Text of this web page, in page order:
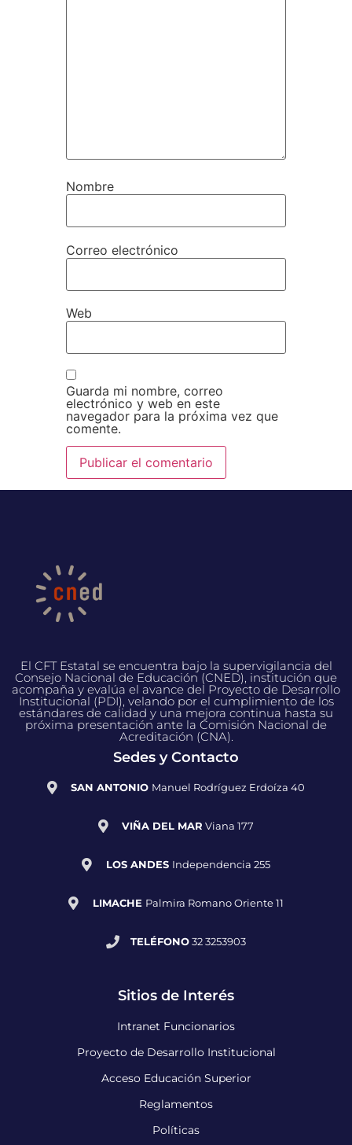
Nombre
Correo electrónico
Web
Guarda mi nombre, correo
electrónico y web en este
navegador para la próxima vez que
comente.
El CFT Estatal se encuentra bajo la supervigilancia del
Consejo Nacional de Educación (CNED), institución que
acompaña y evalúa el avance del Proyecto de Desarrollo
Institucional (PDI), velando por el cumplimiento de los
estándares de calidad y una mejora continua hasta su
próxima presentación ante la Comisión Nacional de
Acreditación (CNA).
Sedes y Contacto
SAN ANTONIO Manuel Rodríguez Erdoíza 40
VIÑA DEL MAR Viana 177
LOS ANDES Independencia 255
LIMACHE Palmira Romano Oriente 11
TELÉFONO32 3253903
Sitios de Interés
Intranet Funcionarios
Proyecto de Desarrollo Institucional
Acceso Educación Superior
Reglamentos
Políticas